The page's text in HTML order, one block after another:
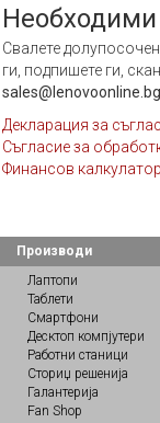
Свалете
ги, подпишете ги,
sales@lenovoonline.bg
Декларация за
Съгласие за
Финансов
Производи
Лаптопи
Таблети
Смартфони
Десктоп компјутери
Работни станици
Сториџ решенија
Галантерија
Fan Shop